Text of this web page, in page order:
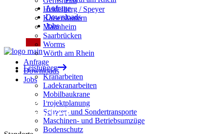
Anfrage
Downloads
Jobs
Leistungen
Kranarbeiten
Ladekranarbeiten
Mobilbaukrane
Projektplanung
Schwer- und Sondertransporte
Maschinen- und Betriebsumzüge
Bodenschutz
Heidelberg / Speyer
Kaiserslautern
Mannheim
Saarbrücken
Worms
Wörth am Rhein
Anfrage
Downloads
Jobs
Standort
Saarbrücken